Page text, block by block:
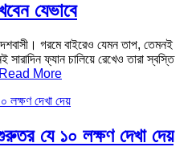
যেভাবে
গরমে বাইরেও যেমন তাপ, তেমনই
ফ্যান চালিয়ে রেখেও তারা স্বস্তি
Read More
যে ১০ লক্ষণ দেখা দেয়